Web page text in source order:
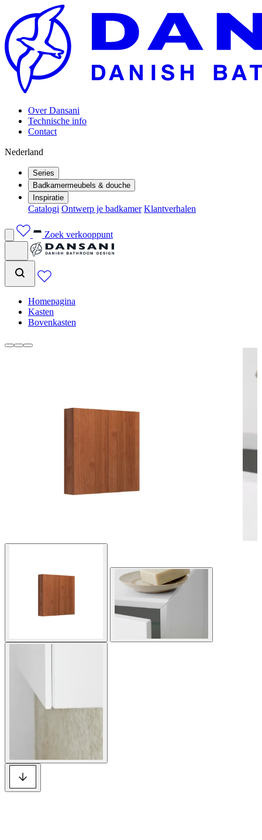
Over Dansani
Technische info
Contact
Nederland
Series
Badkamermeubels & douche
Inspiratie
Catalogi Ontwerp je badkamer Klantverhalen
Zoek verkooppunt
Homepagina
Kasten
Bovenkasten